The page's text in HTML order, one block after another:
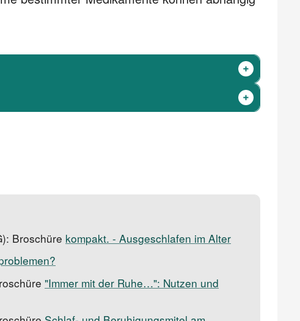
: Broschüre kompakt. - Ausgeschlafen im Alter
"Immer mit der Ruhe…": Nutzen und